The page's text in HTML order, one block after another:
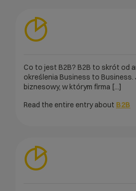
Co to jest B2B? B2B to skrót od
określenia Business to
biznesowy, w którym firma [...]
Read the entire entry about B2B